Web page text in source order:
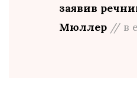
заявив
Мюллер // в